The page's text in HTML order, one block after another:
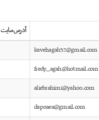
آدرس سایت
kavehagah52@gmail.com
fredy_agah@hotmail.com
aliebrahimi@yahoo.com
dapoaea@gmail.com